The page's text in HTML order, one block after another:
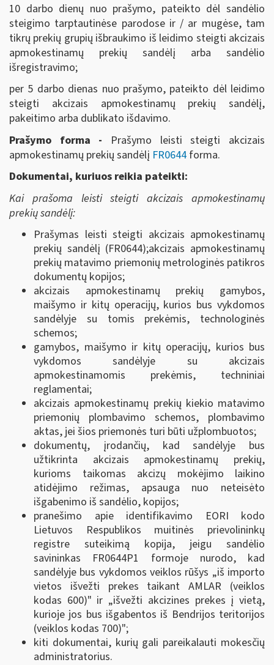
10 darbo dienų nuo prašymo, pateikto dėl sandėlio
steigimo tarptautinėse parodose ir / ar mugėse, tam
tikrų prekių grupių išbraukimo iš leidimo steigti akcizais
apmokestinamų prekių sandėlį arba sandėlio
išregistravimo;
per 5 darbo dienas nuo prašymo, pateikto dėl leidimo
steigti akcizais apmokestinamų prekių sandėlį,
pakeitimo arba dublikato išdavimo.
Prašymo forma - Prašymo leisti steigti akcizais
apmokestinamų prekių sandėlį FR0644 forma.
Dokumentai, kuriuos reikia pateikti:
Kai prašoma leisti steigti akcizais apmokestinamų
prekių sandėlį:
Prašymas leisti steigti akcizais apmokestinamų
prekių sandėlį (FR0644);akcizais apmokestinamų
prekių matavimo priemonių metrologinės patikros
dokumentų kopijos;
akcizais apmokestinamų prekių gamybos,
maišymo ir kitų operacijų, kurios bus vykdomos
sandėlyje su tomis prekėmis, technologinės
schemos;
gamybos, maišymo ir kitų operacijų, kurios bus
vykdomos sandėlyje su akcizais
apmokestinamomis prekėmis, techniniai
reglamentai;
akcizais apmokestinamų prekių kiekio matavimo
priemonių plombavimo schemos, plombavimo
aktas, jei šios priemonės turi būti užplombuotos;
dokumentų, įrodančių, kad sandėlyje bus
užtikrinta akcizais apmokestinamų prekių,
kurioms taikomas akcizų mokėjimo laikino
atidėjimo režimas, apsauga nuo neteisėto
išgabenimo iš sandėlio, kopijos;
pranešimo apie identifikavimo EORI kodo
Lietuvos Respublikos muitinės prievolininkų
registre suteikimą kopija, jeigu sandėlio
savininkas FR0644P1 formoje nurodo, kad
sandėlyje bus vykdomos veiklos rūšys „iš importo
vietos išvežti prekes taikant AMLAR (veiklos
kodas 600)" ir „išvežti akcizines prekes į vietą,
kurioje jos bus išgabentos iš Bendrijos teritorijos
(veiklos kodas 700)";
kiti dokumentai, kurių gali pareikalauti mokesčių
administratorius.